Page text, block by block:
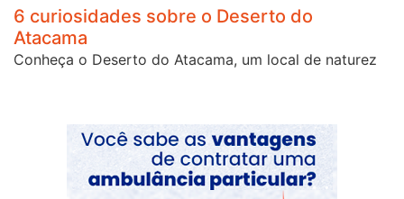
6 curiosidades sobre o Deserto do
Atacama
Conheça o Deserto do Atacama, um local de naturez